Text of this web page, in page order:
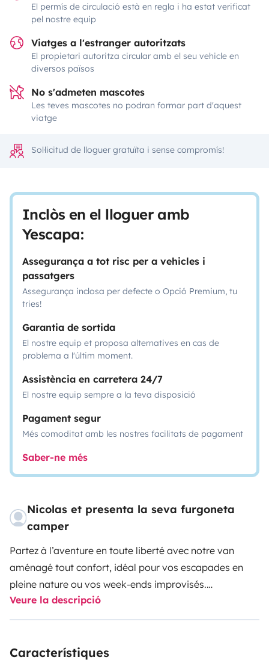
El permís de circulació està en regla i ha estat verificat
pel nostre equip
Viatges a l'estranger autoritzats
El propietari autoritza circular amb el seu vehicle en
diversos països
No s'admeten mascotes
Les teves mascotes no podran formar part d'aquest
viatge
Sol·licitud de lloguer gratuïta i sense compromís!
Inclòs en el lloguer amb
Yescapa:
Assegurança a tot risc per a vehicles i
passatgers
Assegurança inclosa per defecte o Opció Premium, tu
tries!
Garantia de sortida
El nostre equip et proposa alternatives en cas de
problema a l'últim moment.
Assistència en carretera 24/7
El nostre equip sempre a la teva disposició
Pagament segur
Més comoditat amb les nostres facilitats de pagament
Saber-ne més
Nicolas et presenta la seva furgoneta
camper
Partez à l’aventure en toute liberté avec notre van
aménagé tout confort, idéal pour vos escapades en
pleine nature ou vos week-ends improvisés.
Équipement complet pour un séjour clé en main : •
gaz.
Veure la descripció
Característiques